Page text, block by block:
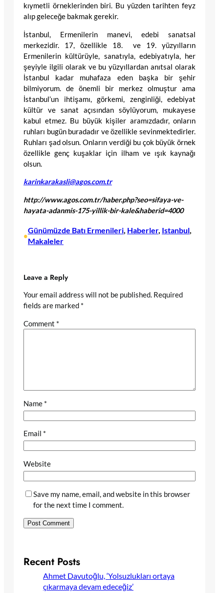
kıymetli örneklerinden biri. Bu yüzden tarihten feyz
alıp geleceğe bakmak gerekir.
İstanbul, Ermenilerin manevi, edebi sanatsal
merkezidir. 17, özellikle 18. ve 19. yüzyılların
Ermenilerin kültürüyle, sanatıyla, edebiyatıyla, her
şeyiyle ilgili olarak ve bu yüzyıllardan anıtsal olarak
İstanbul kadar muhafaza eden başka bir şehir
bilmiyorum. de önemli bir merkez olmuştur ama
İstanbul’un ihtişamı, görkemi, zenginliği, edebiyat
kültür ve sanat açısından söylüyorum, mukayese
kabul etmez. Bu büyük kişiler aramızdadır, onların
ruhları bugün buradadır ve özellikle sevinmektedirler.
Ruhları şad olsun. Onların verdiği bu çok büyük örnek
özellikle genç kuşaklar için ilham ve ışık kaynağı
olsun.
karinkarakasli@agos.com.tr
http://www.agos.com.tr/haber.php?seo=sifaya-ve-
hayata-adanmis-175-yillik-bir-kale&haberid=4000
•
Günümüzde Batı Ermenileri, Haberler, Istanbul
Makaleler
Leave a Reply
Your email address will not be published. Required
fields are marked *
Comment *
Name *
Email *
Website
Save my name, email, and website in this browser
for the next time I comment.
Recent Posts
Ahmet Davutoğlu, ‘Yolsuzlukları ortaya
çıkarmaya devam edeceğiz’